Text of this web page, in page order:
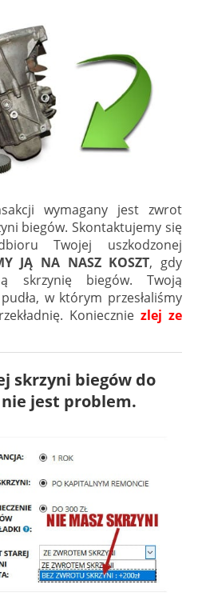
wymagany jest zwrot
biegów. Skontaktujemy się
Twojej uszkodzonej
JĄ NA NASZ KOSZT, gdy
skrzynię biegów. Twoją
w którym przesłaliśmy
Koniecznie zlej ze
skrzyni biegów do
jest problem.